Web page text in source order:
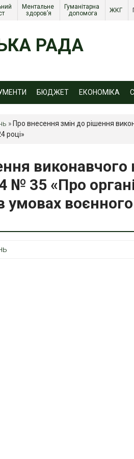
Ментальне
здоров’я
Гуманітарна
допомога
ЖКГ
РАДА
БЮДЖЕТ ЕКОНОМІКА
» Про внесення змін до рішення
році»
виконавчого
№ 35 «Про
умовах